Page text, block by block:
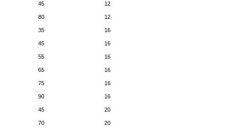
45 12
80 12
35 16
45 16
55 16
65 16
75 16
90 16
45 20
70 20